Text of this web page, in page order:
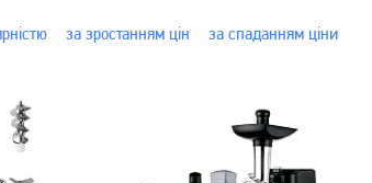
за зростанням цін за спаданням ціни